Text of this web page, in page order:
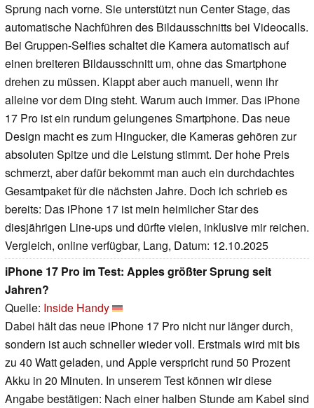
Sprung nach vorne. Sie unterstützt nun Center Stage, das
automatische Nachführen des Bildausschnitts bei Videocalls.
Bei Gruppen-Selfies schaltet die Kamera automatisch auf
einen breiteren Bildausschnitt um, ohne das Smartphone
drehen zu müssen. Klappt aber auch manuell, wenn ihr
alleine vor dem Ding steht. Warum auch immer. Das iPhone
17 Pro ist ein rundum gelungenes Smartphone. Das neue
Design macht es zum Hingucker, die Kameras gehören zur
absoluten Spitze und die Leistung stimmt. Der hohe Preis
schmerzt, aber dafür bekommt man auch ein durchdachtes
Gesamtpaket für die nächsten Jahre. Doch ich schrieb es
bereits: Das iPhone 17 ist mein heimlicher Star des
diesjährigen Line-ups und dürfte vielen, inklusive mir reichen.
Vergleich, online verfügbar, Lang, Datum: 12.10.2025
iPhone 17 Pro im Test: Apples größter Sprung seit
Jahren?
Quelle: Inside Handy
Dabei hält das neue iPhone 17 Pro nicht nur länger durch,
sondern ist auch schneller wieder voll. Erstmals wird mit bis
zu 40 Watt geladen, und Apple verspricht rund 50 Prozent
Akku in 20 Minuten. In unserem Test können wir diese
Angabe bestätigen: Nach einer halben Stunde am Kabel sind